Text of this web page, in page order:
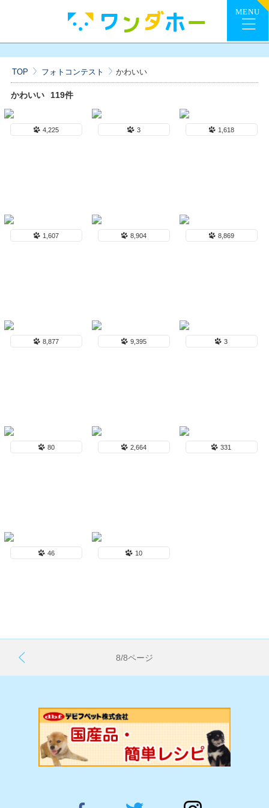
TOP フォトコンテスト かわいい
かわいい 119件
4,225 3 1,618
1,607 8,904 8,869
8,877 9,395 3
80 2,664 331
46 10
8/8ページ